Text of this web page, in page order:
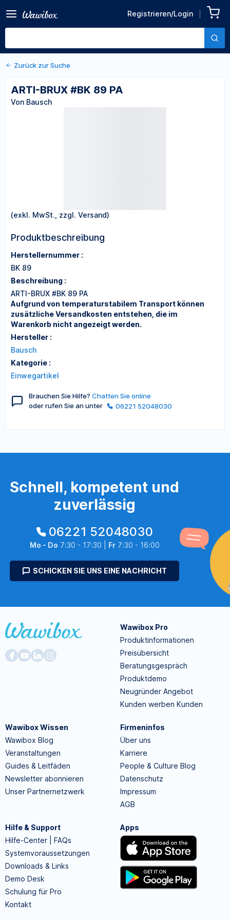
Registrieren/Login
Zurück zur Suche
ARTI-BRUX #BK 89 PA
Von Bausch
(exkl. MwSt., zzgl. Versand)
Produktbeschreibung
Herstellernummer :
BK 89
Beschreibung :
ARTI-BRUX #BK 89 PA
Aufgrund von temperaturstabilem Transport können
zusätzliche Versandkosten entstehen, die im
Warenkorb nicht angezeigt werden.
Hersteller :
Bausch
Kategorie :
Einwegartikel
Brauchen Sie Hilfe? Chatten Sie online
oder rufen Sie an unter
06221 52048030
Schnell, kompetent und
zuverlässig
06221 52048030
Mo - Do 7:30 - 17:30 | Fr7:30 - 16:00
SCHICKEN SIE UNS EINE NACHRICHT
Wawibox Pro
Produktinformationen
Preisübersicht
Beratungsgespräch
Produktdemo
Neugründer Angebot
Kunden werben Kunden
Wawibox Wissen
Wawibox Blog
Veranstaltungen
Guides & Leitfäden
Newsletter abonnieren
Unser Partnernetzwerk
Firmeninfos
Über uns
Karriere
People & Culture Blog
Datenschutz
Impressum
AGB
Hilfe & Support
Hilfe-Center | FAQs
Systemvoraussetzungen
Downloads & Links
Demo Desk
Schulung für Pro
Kontakt
Apps